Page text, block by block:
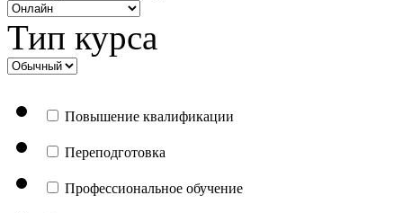
Тип курса
Повышение квалификации
Переподготовка
Профессиональное обучение